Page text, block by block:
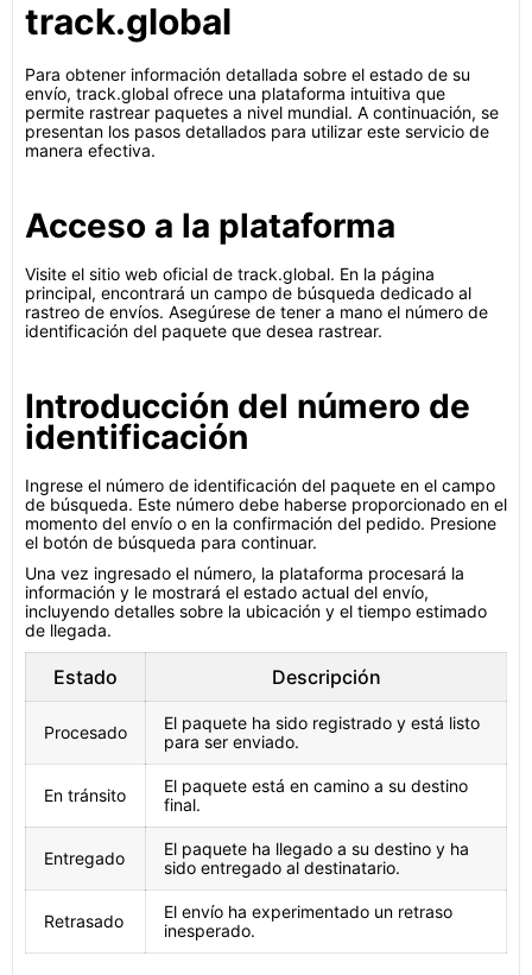
track.global
Para obtener información detallada sobre el estado de su
envío, track.global ofrece una plataforma intuitiva que
permite rastrear paquetes a nivel mundial. A continuación, se
presentan los pasos detallados para utilizar este servicio de
manera efectiva.
Acceso a la plataforma
Visite el sitio web oficial de track.global. En la página
principal, encontrará un campo de búsqueda dedicado al
rastreo de envíos. Asegúrese de tener a mano el número de
identificación del paquete que desea rastrear.
Introducción del número de
identificación
Ingrese el número de identificación del paquete en el campo
de búsqueda. Este número debe haberse proporcionado en el
momento del envío o en la confirmación del pedido. Presione
el botón de búsqueda para continuar.
Una vez ingresado el número, la plataforma procesará la
información y le mostrará el estado actual del envío,
incluyendo detalles sobre la ubicación y el tiempo estimado
de llegada.
Estado Descripción
Procesado
El paquete ha sido registrado y está listo
para ser enviado.
En tránsito
El paquete está en camino a su destino
final.
Entregado
El paquete ha llegado a su destino y ha
sido entregado al destinatario.
Retrasado
El envío ha experimentado un retraso
inesperado.